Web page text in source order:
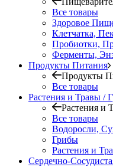
Все товары
Здоровое
Клетчатка,
Пробиотки,
Ферменты,
Продукты Питания
Продукты
Все товары
Растения и Травы /
Растения и
Все товары
Водоросли,
Грибы
Растения и
Сердечно-